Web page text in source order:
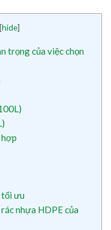
[hide]
trọng của việc chọn
tối ưu
nhựa HDPE của